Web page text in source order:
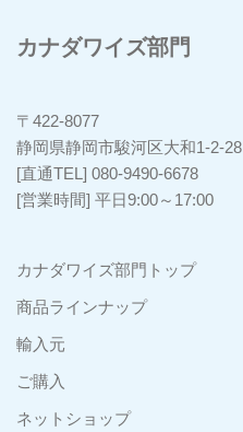
カナダワイズ部門
〒422-8077
静岡県静岡市駿河区大和1-2-28
[直通TEL] 080-9490-6678
[営業時間] 平日9:00～17:00
カナダワイズ部門トップ
商品ラインナップ
輸入元
ご購入
ネットショップ